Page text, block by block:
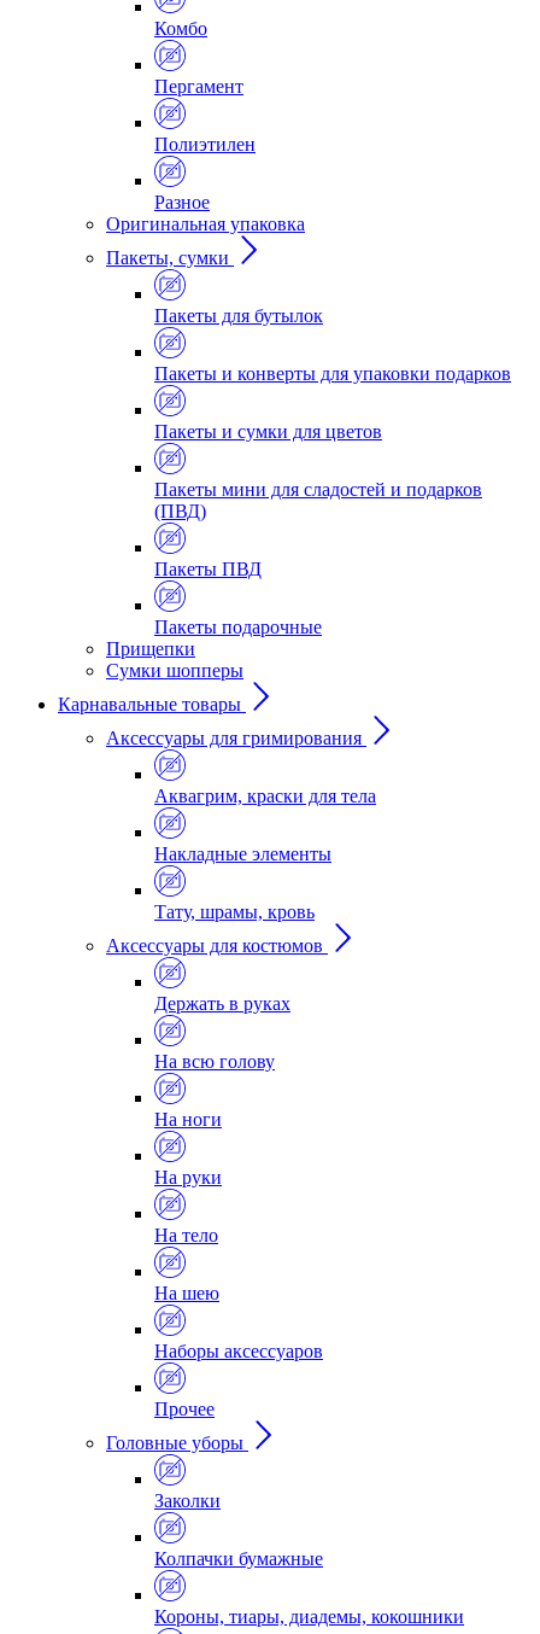
Комбо
Пергамент
Полиэтилен
Разное
Оригинальная упаковка
Пакеты, сумки
Пакеты для бутылок
Пакеты и конверты для упаковки подарков
Пакеты и сумки для цветов
Пакеты мини для сладостей и подарков
(ПВД)
Пакеты ПВД
Пакеты подарочные
Прищепки
Сумки шопперы
Карнавальные товары
Аксессуары для гримирования
Аквагрим, краски для тела
Накладные элементы
Тату, шрамы, кровь
Аксессуары для костюмов
Держать в руках
На всю голову
На ноги
На руки
На тело
На шею
Наборы аксессуаров
Прочее
Головные уборы
Заколки
Колпачки бумажные
Короны, тиары, диадемы, кокошники